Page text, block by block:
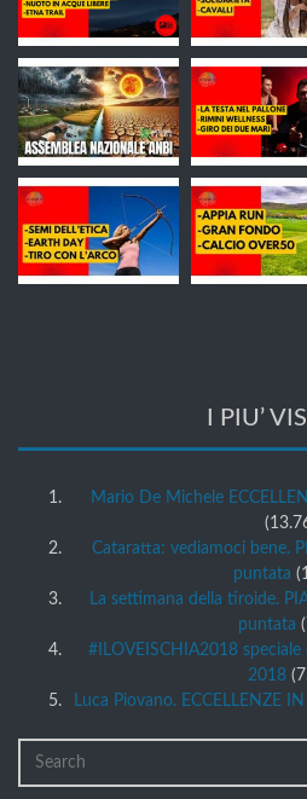
I PIU’
Mario De Michele
Cataratta: vediamoci bene.
puntata
La settimana della tiroide.
puntata
#ILOVEISCHIA2018
2018
Luca Piovano. ECCELLENZE